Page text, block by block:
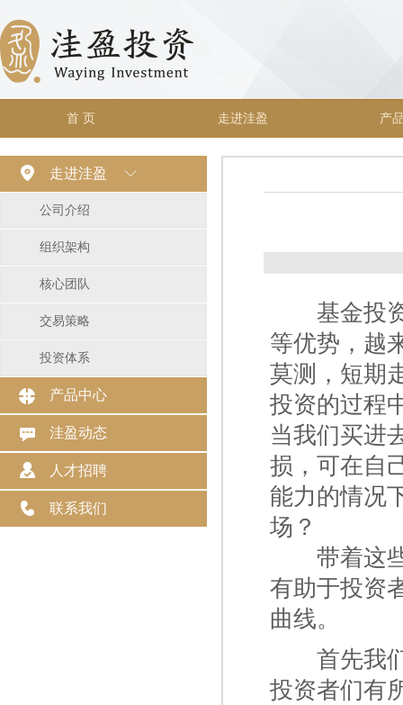
首 页 走进洼盈 产
走进洼盈
公司介绍
组织架构
核心团队
交易策略
投资体系
产品中心
洼盈动态
人才招聘
联系我们
基金投
等优势，越
莫测，短期
投资的过程
当我们买进
损，可在自
能力的情况
场？
带着这
有助于投资
曲线。
首先我
投资者们有